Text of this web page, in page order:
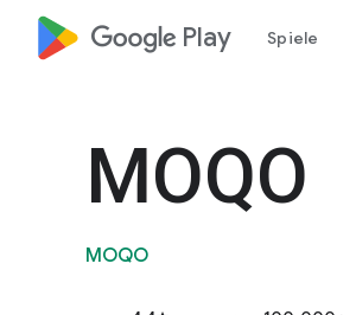
google_logo Play Spiele
MOQO
MOQO